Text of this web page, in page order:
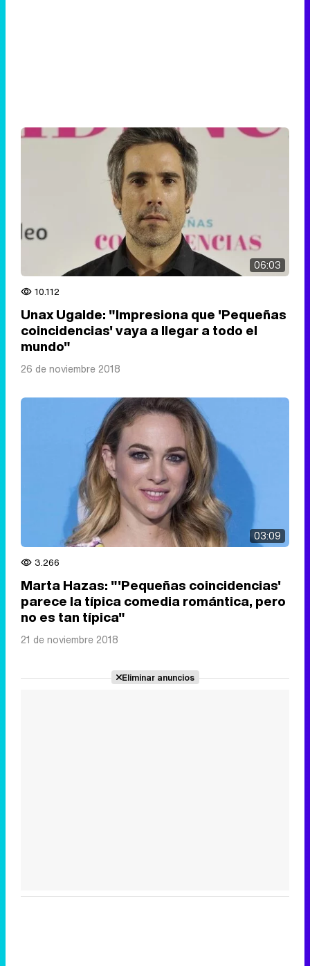
06:03
10.112
Unax Ugalde: "Impresiona que 'Pequeñas
coincidencias' vaya a llegar a todo el
mundo"
26 de noviembre 2018
03:09
3.266
Marta Hazas: "'Pequeñas coincidencias'
parece la típica comedia romántica, pero
no es tan típica"
21 de noviembre 2018
Eliminar anuncios